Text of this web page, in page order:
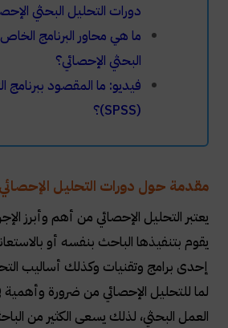
دورات التحليل البحثي
ما هي محاور البرنامج
البحثي الإحصائي؟
فيديو: ما المقصود ببرنامج
(SPSS)؟
مقدمة حول دورات التحليل الإحصائي
يعتبر التحليل الإحصائي من أهم وأبرز
يقوم بتنفيذها الباحث بنفسه أو
إحدى برامج وتقنيات وكذلك أساليب
لما للتحليل الإحصائي من ضرورة
العمل البحثي، لذلك يسعى الكثير من